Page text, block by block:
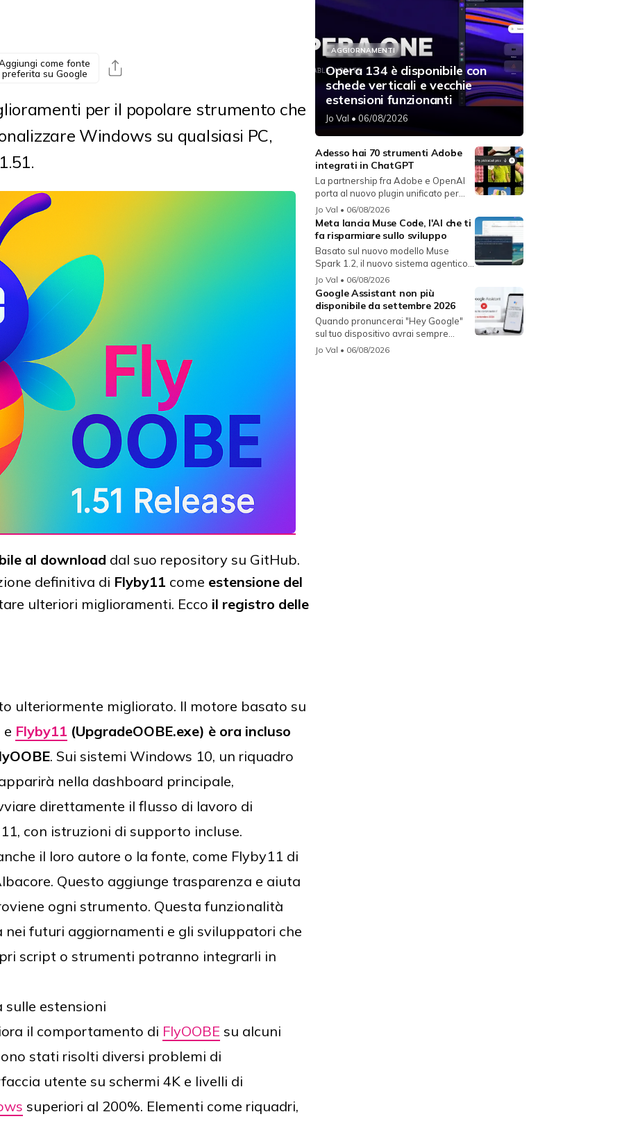
come fonte
preferita su Google
per il popolare strumento che
Windows su qualsiasi PC,
al download dal suo repository su GitHub.
definitiva di Flyby11 come estensione del
ulteriori miglioramenti. Ecco il registro delle
ulteriormente migliorato. Il motore basato su
Flyby11 (UpgradeOOBE.exe) è ora incluso
. Sui sistemi Windows 10, un riquadro
nella dashboard principale,
direttamente il flusso di lavoro di
con istruzioni di supporto incluse.
il loro autore o la fonte, come Flyby11 di
Questo aggiunge trasparenza e aiuta
ogni strumento. Questa funzionalità
futuri aggiornamenti e gli sviluppatori che
script o strumenti potranno integrarli in
estensioni
il comportamento di FlyOOBE su alcuni
stati risolti diversi problemi di
utente su schermi 4K e livelli di
superiori al 200%. Elementi come riquadri,
AGGIORNAMENTI
Opera 134 è disponibile con
schede verticali e vecchie
estensioni funzionanti
Jo Val • 06/08/2026
Adesso hai 70 strumenti Adobe
integrati in ChatGPT
La partnership fra Adobe e OpenAI
porta al nuovo plugin unificato per...
Jo Val • 06/08/2026
Meta lancia Muse Code, l'AI che ti
fa risparmiare sullo sviluppo
Basato sul nuovo modello Muse
Spark 1.2, il nuovo sistema agentico
fun...
Jo Val • 06/08/2026
Google Assistant non più
disponibile da settembre 2026
Quando pronuncerai "Hey Google"
sul tuo dispositivo avrai sempre
Gemin...
Jo Val • 06/08/2026